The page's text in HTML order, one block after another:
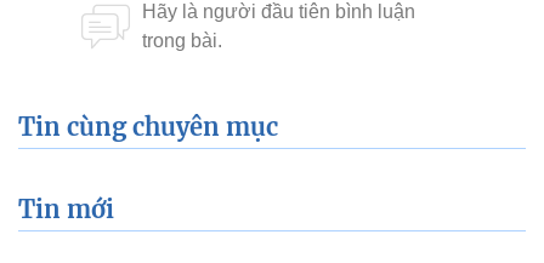
Tin cùng chuyên mục
Tin mới